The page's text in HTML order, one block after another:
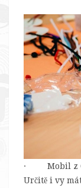
· Mobil z
Určitě i vy